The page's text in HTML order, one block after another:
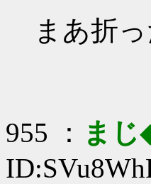
まあ折
955 ： まじ